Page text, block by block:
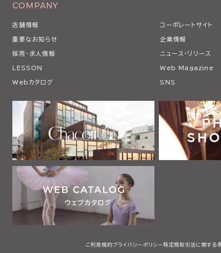
COMPANY
店舗情報 コーポレートサイト
重要なお知らせ 企業情報
採用・求人情報 ニュース・リリース
LESSON Web Magazine
Webカタログ SNS
ご利用規約プライバシーポリシー 特定商取引法に関する